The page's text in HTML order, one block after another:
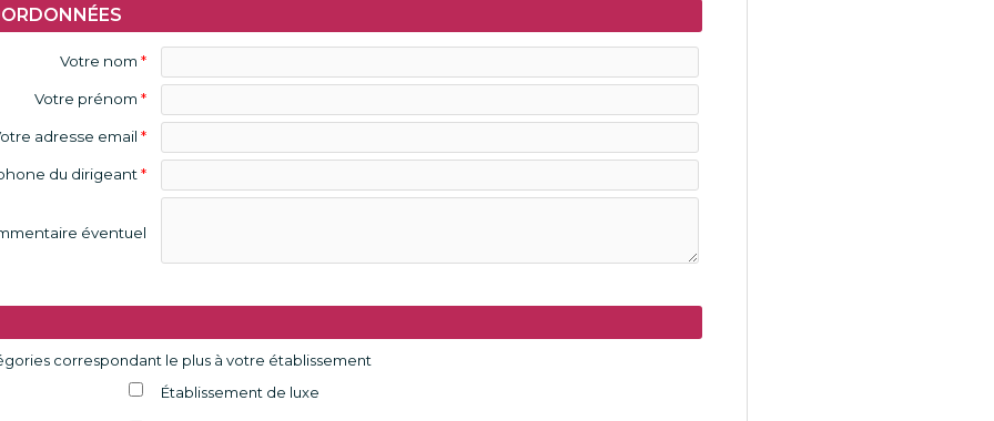
Votre nom *
Votre prénom *
adresse email *
du dirigeant*
éventuel
correspondant le plus à votre établissement
Établissement de luxe